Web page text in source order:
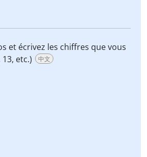
et écrivez les chiffres que vous
etc.)
中文